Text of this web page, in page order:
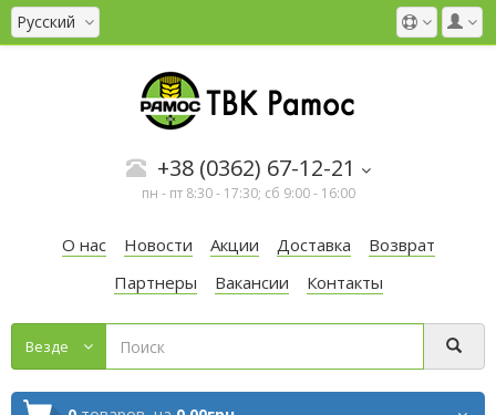
Русский
+38 (0362) 67-12-21
пн - пт 8:30 - 17:30; сб 9:00 - 16:00
О нас Новости Акции Доставка
Возврат
Партнеры
Вакансии Контакты
Везде